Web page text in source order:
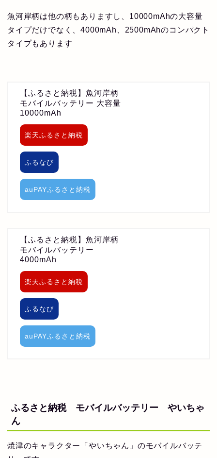
魚河岸柄は他の柄もありますし、10000mAhの大容量
タイプだけでなく、4000mAh、2500mAhのコンパクト
タイプもあります
【ふるさと納税】魚河岸柄
モバイルバッテリー 大容量
10000mAh
楽天ふるさと納税
ふるなび
auPAYふるさと納税
【ふるさと納税】魚河岸柄
モバイルバッテリー
4000mAh
楽天ふるさと納税
ふるなび
auPAYふるさと納税
ふるさと納税 モバイルバッテリー やいちゃ
ん
焼津のキャラクター「やいちゃん」のモバイルバッテ